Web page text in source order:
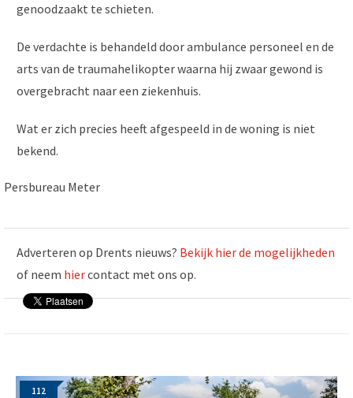
genoodzaakt te schieten.
De verdachte is behandeld door ambulance personeel en de
arts van de traumahelikopter waarna hij zwaar gewond is
overgebracht naar een ziekenhuis.
Wat er zich precies heeft afgespeeld in de woning is niet
bekend.
Persbureau Meter
Adverteren op Drents nieuws? Bekijk hier de mogelijkheden
of neem hiercontact met ons op.
112